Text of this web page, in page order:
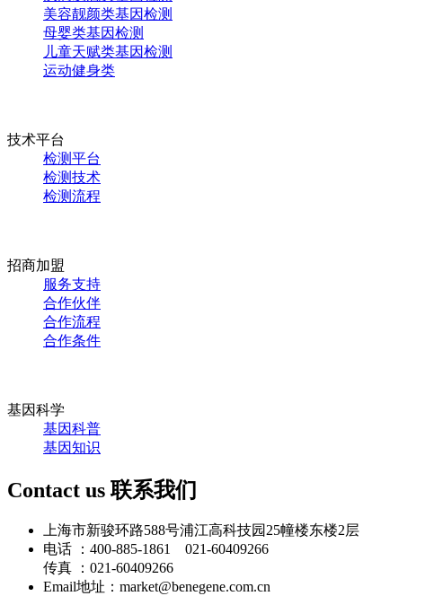
美容靓颜类基因检测
母婴类基因检测
儿童天赋类基因检测
运动健身类
技术平台
检测平台
检测技术
检测流程
招商加盟
服务支持
合作伙伴
合作流程
合作条件
基因科学
基因科普
基因知识
Contact us联系我们
上海市新骏环路588号浦江高科技园25幢楼东楼2层
电话 ：400-885-1861 021-60409266
传真 ：021-60409266
Email地址：market@benegene.com.cn